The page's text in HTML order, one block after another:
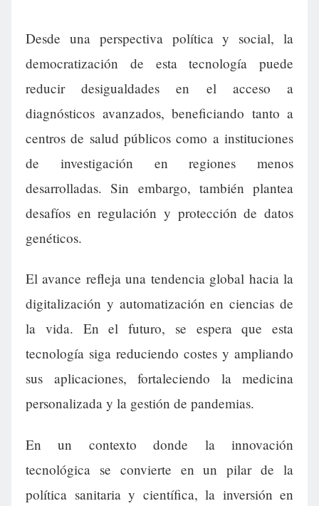
Desde una perspectiva política y social, la
democratización de esta tecnología puede
reducir desigualdades en el acceso a
diagnósticos avanzados, beneficiando tanto a
centros de salud públicos como a instituciones
de investigación en regiones menos
desarrolladas. Sin embargo, también plantea
desafíos en regulación y protección de datos
genéticos.
El avance refleja una tendencia global hacia la
digitalización y automatización en ciencias de
la vida. En el futuro, se espera que esta
tecnología siga reduciendo costes y ampliando
sus aplicaciones, fortaleciendo la medicina
personalizada y la gestión de pandemias.
En un contexto donde la innovación
tecnológica se convierte en un pilar de la
política sanitaria y científica, la inversión en